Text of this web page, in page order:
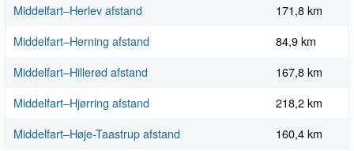
Middelfart–Herlev afstand
171,8 km
Middelfart–Herning afstand
84,9 km
Middelfart–Hillerød afstand
167,8 km
Middelfart–Hjørring afstand
218,2 km
Middelfart–Høje-Taastrup afstand
160,4 km